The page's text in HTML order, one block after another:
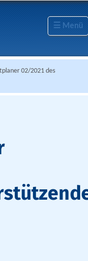
☰ Menü
02/2021 des